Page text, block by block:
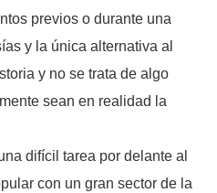
previos o durante una
y la única alternativa al
y no se trata de algo
sean en realidad la
difícil tarea por delante al
con un gran sector de la